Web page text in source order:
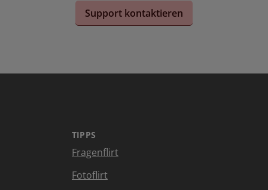
Support kontaktieren
TIPPS
Fragenflirt
Fotoflirt